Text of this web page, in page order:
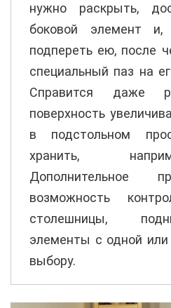
нужно раскрыть,
боковой элемент и,
подпереть ею, после
специальный паз на
Справится даже
поверхность
в подстольном
хранить,
Дополнительное
возможность
столешницы,
элементы с одной
выбору.